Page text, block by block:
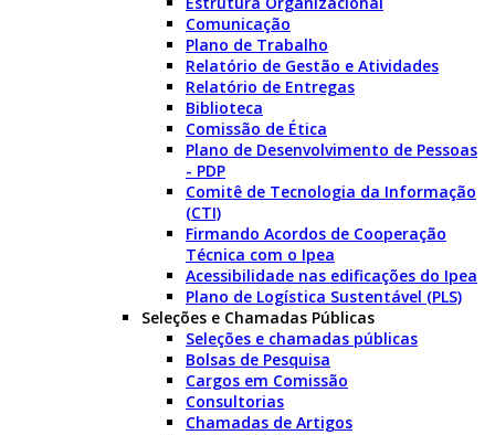
Comunicação
Plano de Trabalho
Relatório de Gestão e Atividades
Relatório de Entregas
Biblioteca
Comissão de Ética
Plano de Desenvolvimento de Pessoas
- PDP
Comitê de Tecnologia da Informação
(CTI)
Firmando Acordos de Cooperação
Técnica com o Ipea
Acessibilidade nas edificações do Ipea
Plano de Logística Sustentável (PLS)
Seleções e Chamadas Públicas
Seleções e chamadas públicas
Bolsas de Pesquisa
Cargos em Comissão
Consultorias
Chamadas de Artigos